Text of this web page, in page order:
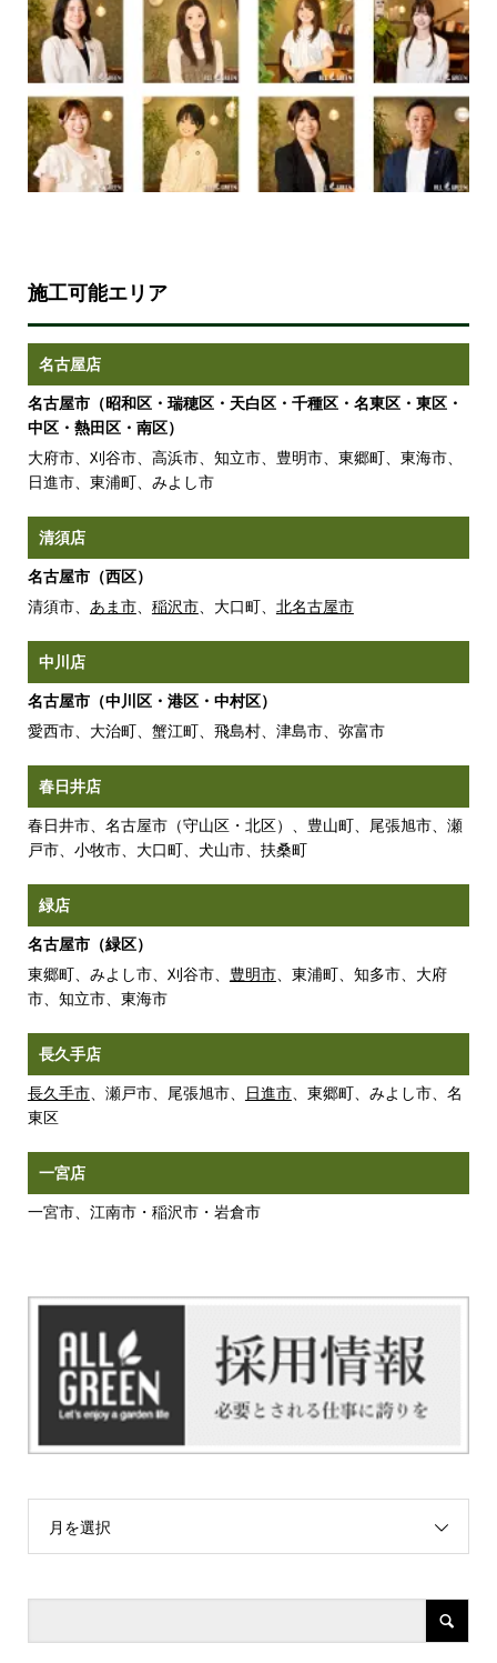
施工可能エリア
名古屋店
名古屋市（昭和区・瑞穂区・天白区・千種区・名東区・東区・
中区・熱田区・南区）
大府市、刈谷市、高浜市、知立市、豊明市、東郷町、東海市、
日進市、東浦町、みよし市
清須店
名古屋市（西区）
清須市、 あま市、 稲沢市、大口町、 北名古屋市
中川店
名古屋市（中川区・港区・中村区）
愛西市、大治町、蟹江町、飛島村、津島市、弥富市
春日井店
春日井市、名古屋市（守山区・北区）、豊山町、尾張旭市、瀬
戸市、小牧市、大口町、犬山市、扶桑町
緑店
名古屋市（緑区）
東郷町、みよし市、刈谷市、 豊明市、東浦町、知多市、大府
市、知立市、東海市
長久手店
長久手市、瀬戸市、尾張旭市、 日進市、東郷町、みよし市、名
東区
一宮店
一宮市、江南市・稲沢市・岩倉市
月を選択